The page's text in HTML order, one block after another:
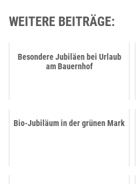
WEITERE BEITRÄGE:
Besondere Jubiläen bei Urlaub
am Bauernhof
Bio-Jubiläum in der grünen Mark